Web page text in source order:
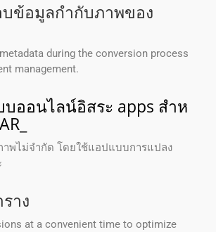
บข้อมูลกํากับภาพของ
during the conversion process
management.
ออนไลน์อิสระ apps สําห
าพไม่จํากัด โดยใช้แอปแบบการแปลง
าง
at a convenient time to optimize